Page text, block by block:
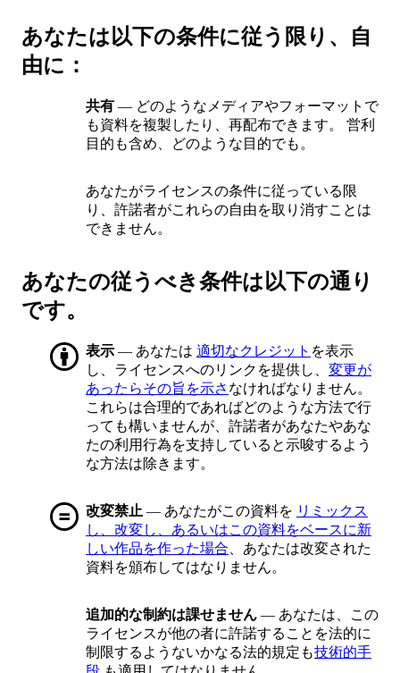
あなたは以下の条件に従う限り、自
由に：
共有 — どのようなメディアやフォーマットで
も資料を複製したり、再配布できます。 営利
目的も含め、どのような目的でも。
あなたがライセンスの条件に従っている限
り、許諾者がこれらの自由を取り消すことは
できません。
あなたの従うべき条件は以下の通り
です。
表示 — あなたは 適切なクレジット を表示
し、ライセンスへのリンクを提供し、 変更が
あったらその旨を示さ なければなりません。
これらは合理的であればどのような方法で行
っても構いませんが、許諾者があなたやあな
たの利用行為を支持していると示唆するよう
な方法は除きます。
改変禁止 — あなたがこの資料を リミックス
し、改変し、あるいはこの資料をベースに新
しい作品を作った場合 、あなたは改変された
資料を頒布してはなりません。
追加的な制約は課せません — あなたは、この
ライセンスが他の者に許諾することを法的に
制限するようないかなる法的規定も技術的手